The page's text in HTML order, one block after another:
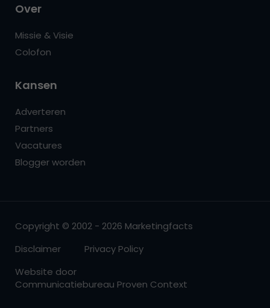
Over
Missie & Visie
Colofon
Kansen
Adverteren
Partners
Vacatures
Blogger worden
Copyright © 2002 - 2026 Marketingfacts
Disclaimer
Privacy Policy
Website door
Communicatiebureau Proven Context